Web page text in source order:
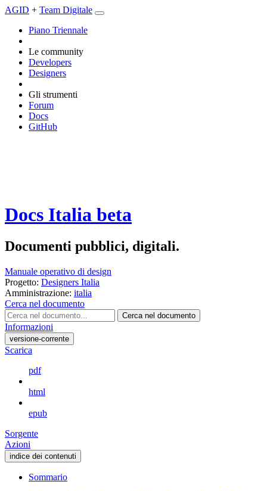
AGID + Team Digitale
Piano Triennale
Le community
Developers
Designers
Gli strumenti
Forum
Docs
GitHub
Docs Italia beta
Documenti pubblici, digitali.
Manuale operativo di design
Progetto: Designers Italia
Amministrazione: italia
Cerca nel documento
Cerca nel documento
Informazioni
versione-corrente
Scarica
pdf
html
epub
Sorgente
Azioni
indice dei contenuti
Sommario